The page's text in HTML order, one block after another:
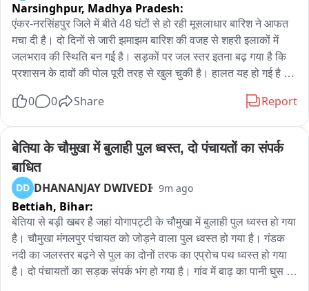
Narsinghpur, Madhya Pradesh:
एंकर-नरसिंहपुर जिले में बीते 48 घंटों से हो रही मूसलाधार बारिश ने आफत
मचा दी है। दो दिनों से जारी झमाझम बारिश की वजह से शहरी इलाकों में
जलभराव की स्थिति बन गई है। सड़कों पर जल स्तर इतना बढ़ गया है कि
प्रशासन के दावों की पोल पूरी तरह से खुल चुकी है। ​हालत यह हो गई है कि
ताजा मामला गोटेगांव से सामने आया है, जहां गश्ती पर निकले गोटेगांव
था कि गाड़ी आगे नहीं बढ़ सकी, जिसके बाद आनन-फानन में ट्रैक्टर की
मदद से काफी मशक्कत के बाद गाड़ी को खींचकर बाहर निकाला गया।
बारिश के इस तांडव से न सिर्फ सड़कों पर पानी भरा है, बल्कि कई निचले
इलाकों और रिहाइशी बस्तियों में भी जलजमाव की गंभीर समस्या खड़ी हो गई
है। जगह-जगह पानी भरने से यातायात बुरी तरह प्रभावित हुआ है।
0 0 Share Report
बेतिया के चौमुखा में बुलाही पुल ध्वस्त, दो पंचायतों का संपर्क
बाधित
DD DHANANJAY DWIVEDI 9m ago
Bettiah, Bihar:
बेतिया से बड़ी खबर है जहां योगापट्टी के चौमुखा में बुलाही पुल ध्वस्त हो गया
है। चौमुखा मंगलपुर पंचायत को जोड़ने वाला पुल ध्वस्त हो गया है। गंडक
नदी का जलस्तर बढ़ने से पुल का दोनों तरफ का एप्रोच पथ ध्वस्त हो गया
है। दो पंचायतों का सड़क संपर्क भंग हो गया है। गांव में बाढ़ का पानी घुस